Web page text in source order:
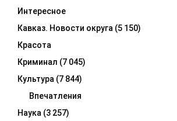
Интересное
Кавказ. Новости округа (5 150)
Красота
Криминал (7 045)
Культура (7 844)
Впечатления
Наука (3 257)